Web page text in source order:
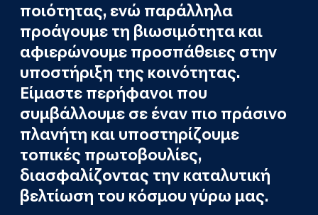
ποιότητας, ενώ παράλληλα
προάγουμε τη βιωσιμότητα και
αφιερώνουμε προσπάθειες στην
υποστήριξη της κοινότητας.
Είμαστε περήφανοι που
συμβάλλουμε σε έναν πιο πράσινο
πλανήτη και υποστηρίζουμε
τοπικές πρωτοβουλίες,
διασφαλίζοντας την καταλυτική
βελτίωση του κόσμου γύρω μας.